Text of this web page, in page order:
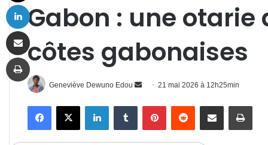
Gabon : une
côtes gabonaises
Geneviève Dewuno Edou
Envoyer
courriel
21 mai 2026 à 12h25min
FacebookX LinkedinTumblr PinterestReddit Partager par email
Imprimer